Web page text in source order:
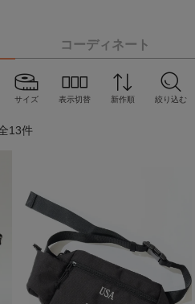
コーディネート
サイズ 表示切替 新作順 絞り込む
13件